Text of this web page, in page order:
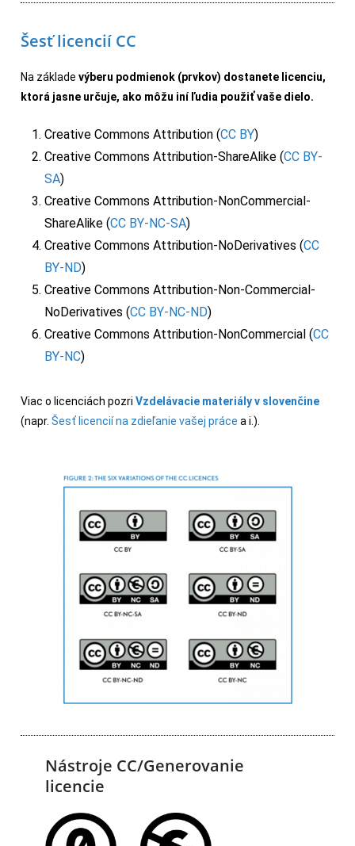
Šesť licencií CC
Na základe výberu podmienok (prvkov) dostanete licenciu,
ktorá jasne určuje, ako môžu iní ľudia použiť vaše dielo.
Creative Commons Attribution (CC BY)
Creative Commons Attribution-ShareAlike (CC BY-
SA)
Creative Commons Attribution-NonCommercial-
ShareAlike (CC BY-NC-SA)
Creative Commons Attribution-NoDerivatives (CC
BY-ND)
Creative Commons Attribution-Non-Commercial-
NoDerivatives (CC BY-NC-ND)
Creative Commons Attribution-NonCommercial (CC
BY-NC)
Viac o licenciách pozri Vzdelávacie materiály v slovenčine
(napr. Šesť licencií na zdieľanie vašej práce a i.).
Nástroje CC/Generovanie
licencie